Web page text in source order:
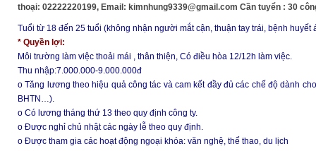
thoại: 02222220199, Email: kimnhung9339@gmail.com Cần tuyển : 30
Tuổi từ 18 đến 25 tuổi (không nhận người mắt cận, thuận tay trái, bệnh huyết
* Quyền lợi:
Môi trường làm việc thoải mái , thân thiện, Có điều hòa 12/12h làm việc.
Thu nhập:7.000.000-9.000.000đ
o Tăng lương theo hiệu quả công tác và cam kết đầy đủ các chế độ dành
BHTN…).
o Có lương tháng thứ 13 theo quy định công ty.
o Được nghỉ chủ nhật các ngày lễ theo quy định.
o Được tham gia các hoạt động ngoại khóa: văn nghệ, thể thao, du lịch